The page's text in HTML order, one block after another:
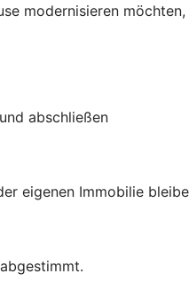
modernisieren
abschließen
eigenen Immobilie